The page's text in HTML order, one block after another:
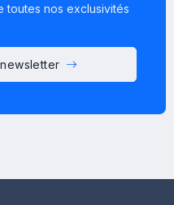
nos exclusivités